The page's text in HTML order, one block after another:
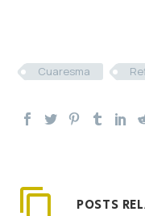
Cuaresma
POSTS